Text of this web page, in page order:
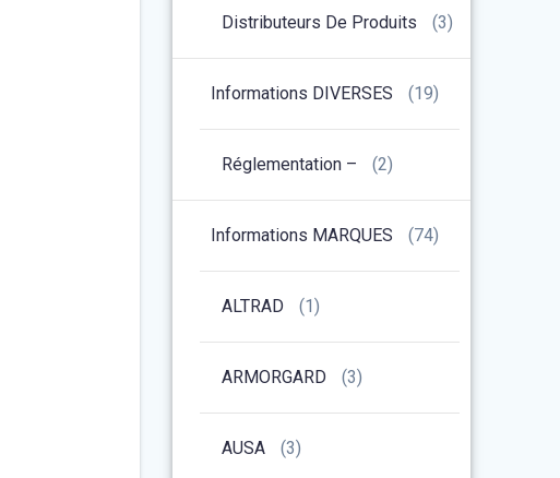
Distributeurs De Produits (3)
Informations DIVERSES (19)
Réglementation – (2)
Informations MARQUES (74)
ALTRAD (1)
ARMORGARD (3)
AUSA (3)